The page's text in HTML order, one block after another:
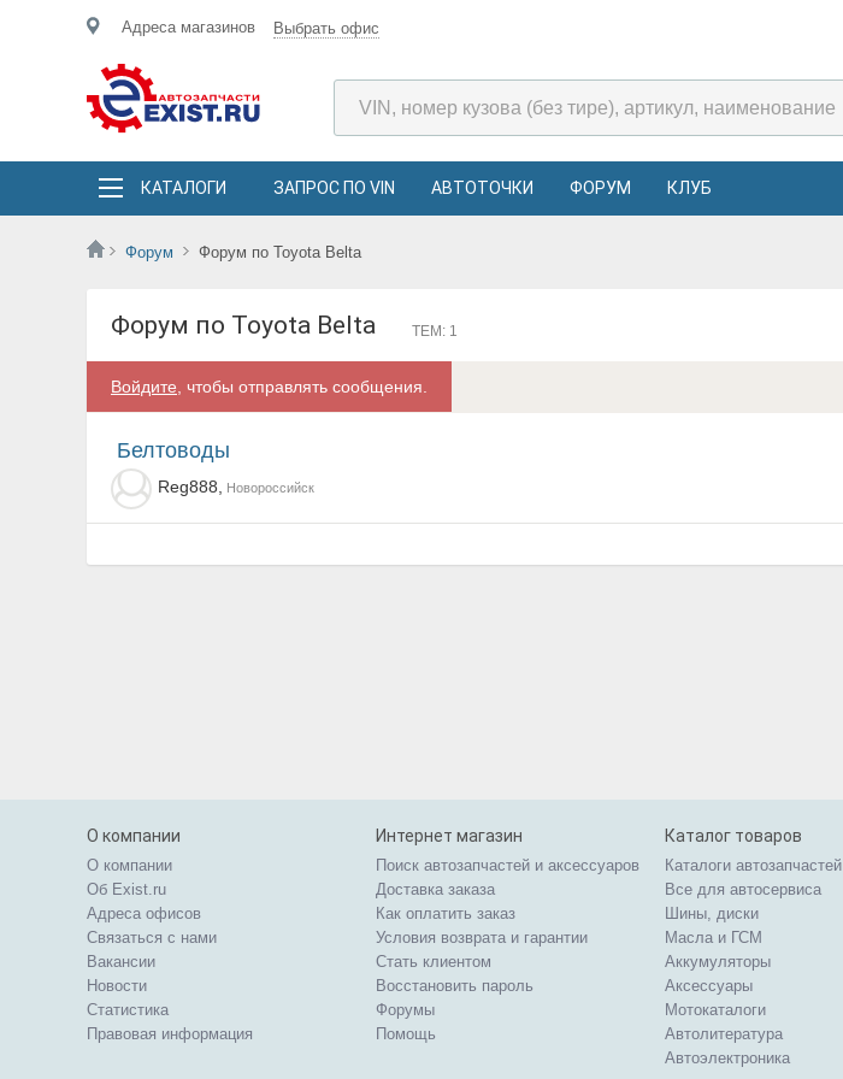
Адреса магазинов Выбрать офис
КАТАЛОГИ ЗАПРОС ПО VIN АВТОТОЧКИ ФОРУМ КЛУБ
Форум Форум по Toyota Belta
Форум по Toyota Belta ТЕМ: 1
Войдите , чтобы отправлять сообщения.
Белтоводы
Reg888, Новороссийск
О компании
О компании
Об Exist.ru
Адреса офисов
Связаться с нами
Вакансии
Новости
Статистика
Правовая информация
Интернет магазин
Поиск автозапчастей и аксессуаров
Доставка заказа
Как оплатить заказ
Условия возврата и гарантии
Стать клиентом
Восстановить пароль
Форумы
Помощь
Каталог товаров
Каталоги автозапчастей
Все для автосервиса
Шины, диски
Масла и ГСМ
Аккумуляторы
Аксессуары
Мотокаталоги
Автолитература
Автоэлектроника